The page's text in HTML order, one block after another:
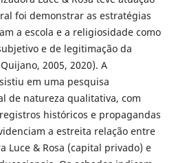
foi demonstrar as estratégias
a escola e a religiosidade como
e de legitimação da
2005, 2020). A
em uma pesquisa
de natureza qualitativa, com
históricos e propagandas
a estreita relação entre
Luce & Rosa (capital privado) e